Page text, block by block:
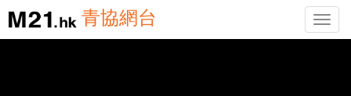
Toggle
青協網台